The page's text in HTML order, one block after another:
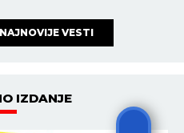
VESTI
IZDANJE